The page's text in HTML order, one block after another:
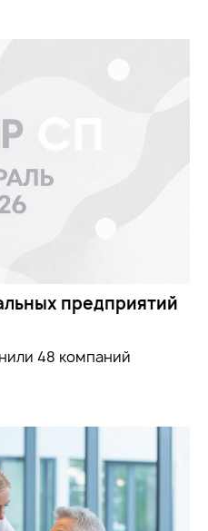
предприятий
48 компаний